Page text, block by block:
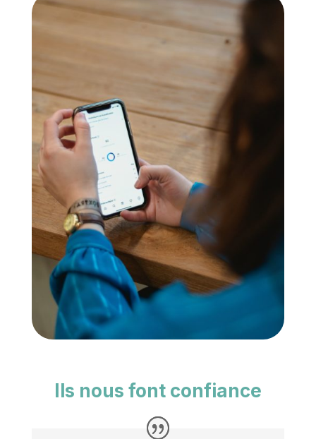
Ils nous font confiance